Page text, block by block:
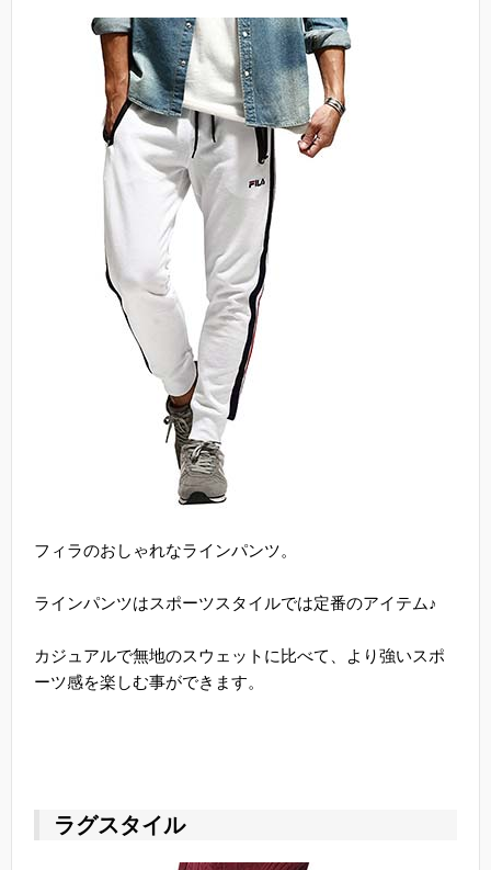
フィラのおしゃれなラインパンツ。
ラインパンツはスポーツスタイルでは定番のアイテム♪
カジュアルで無地のスウェットに比べて、より強いスポ
ーツ感を楽しむ事ができます。
ラグスタイル